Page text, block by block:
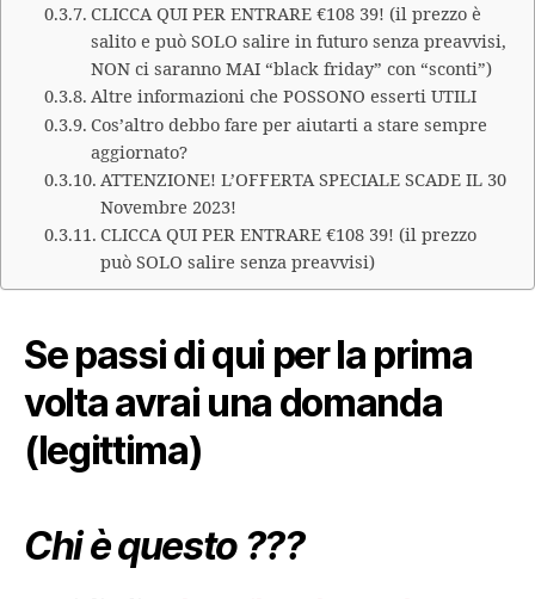
CLICCA QUI PER ENTRARE €108 39! (il prezzo è
salito e può SOLO salire in futuro senza preavvisi,
NON ci saranno MAI “black friday” con “sconti”)
Altre informazioni che POSSONO esserti UTILI
Cos’altro debbo fare per aiutarti a stare sempre
aggiornato?
ATTENZIONE! L’OFFERTA SPECIALE SCADE IL 30
Novembre 2023!
CLICCA QUI PER ENTRARE €108 39! (il prezzo
può SOLO salire senza preavvisi)
Se passi di qui per la prima
volta avrai una domanda
(legittima)
Chi è questo ???